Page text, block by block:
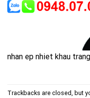
nhan ep nhiet khau trang
Trackbacks are closed, but